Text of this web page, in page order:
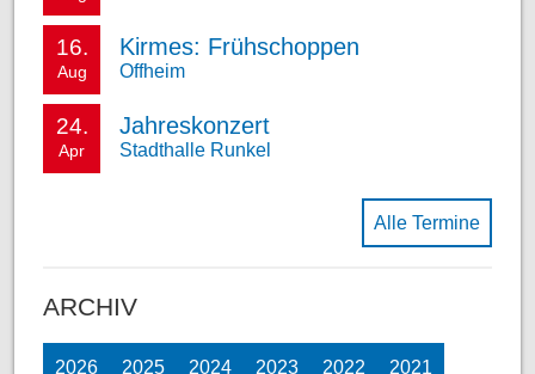
16.
Aug
Kirmes: Frühschoppen
Offheim
24.
Apr
Jahreskonzert
Stadthalle Runkel
Alle Termine
ARCHIV
2026 2025 2024 2023 2022 2021